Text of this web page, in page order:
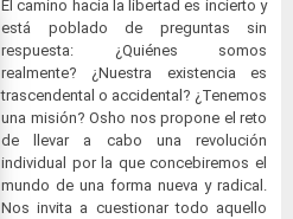
El camino hacia la libertad es incierto y
está poblado de preguntas sin
respuesta: ¿Quiénes somos
realmente? ¿Nuestra existencia es
trascendental o accidental? ¿Tenemos
una misión? Osho nos propone el reto
de llevar a cabo una revolución
individual por la que concebiremos el
mundo de una forma nueva y radical.
Nos invita a cuestionar todo aquello